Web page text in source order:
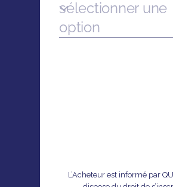
L’Acheteur est informé par